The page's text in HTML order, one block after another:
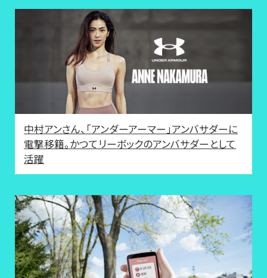
中村アンさん、「アンダーアーマー」アンバサダーに
電撃移籍。かつてリーボックのアンバサダーとして
活躍